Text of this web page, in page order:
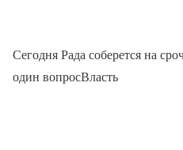
Сегодня Рада соберется на
один вопросВласть